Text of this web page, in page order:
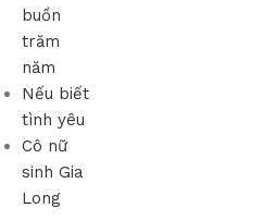
buồn
trăm
năm
Nếu biết
tình yêu
Cô nữ
sinh Gia
Long